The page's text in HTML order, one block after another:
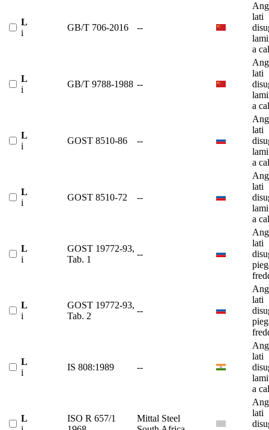
L
i
GB/T 706-2016 --
lati
a
L
i
GB/T 9788-1988 --
lati
a
L
i
GOST 8510-86 --
lati
a
L
i
GOST 8510-72 --
lati
a
L
i
GOST 19772-93,
Tab. 1
--
lati
L
i
GOST 19772-93,
Tab. 2
--
lati
L
i
IS 808:1989 --
lati
a
L
ISO R 657/1
Mittal Steel
lati